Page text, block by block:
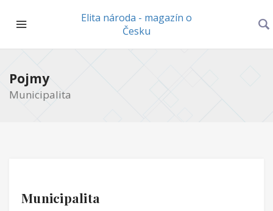
Elita národa - magazín o
Česku
Pojmy
Municipalita
Municipalita